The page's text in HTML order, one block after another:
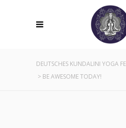
DEUTSCHES KUNDALINI YOGA
> BE AWESOME TODAY!